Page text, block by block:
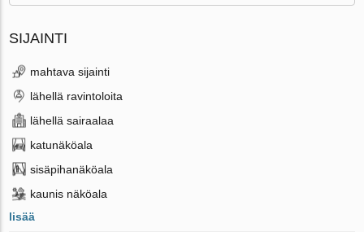
SIJAINTI
mahtava sijainti
lähellä ravintoloita
lähellä sairaalaa
katunäköala
sisäpihanäköala
kaunis näköala
lisää